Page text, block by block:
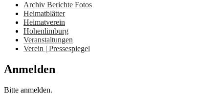
Archiv Berichte Fotos
Heimatblätter
Heimatverein
Hohenlimburg
Veranstaltungen
Verein | Pressespiegel
Anmelden
Bitte anmelden.